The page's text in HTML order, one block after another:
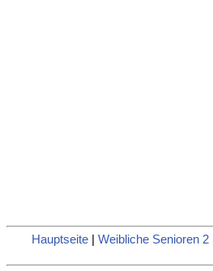
Hauptseite| Weibliche Senioren 2|